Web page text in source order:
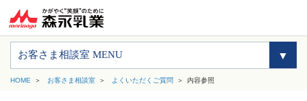
お客さま相談室 MENU
HOME お客さま相談室 よくいただくご質問 内容参照